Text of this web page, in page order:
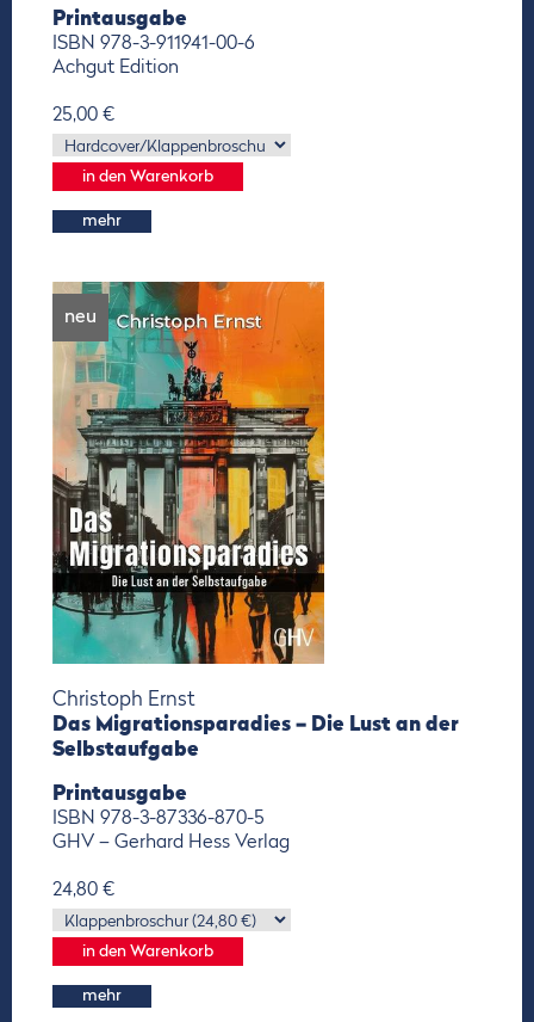
Printausgabe
ISBN 978-3-911941-00-6
Achgut Edition
25,00 €
mehr
neu
Christoph Ernst
Das Migrationsparadies – Die Lust an der
Selbstaufgabe
Printausgabe
ISBN 978-3-87336-870-5
GHV – Gerhard Hess Verlag
24,80 €
mehr